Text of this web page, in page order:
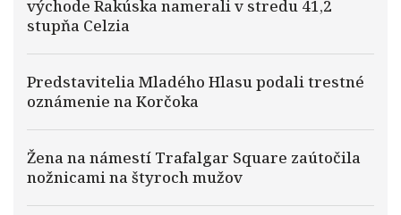
východe Rakúska namerali v stredu 41,2
stupňa Celzia
Predstavitelia Mladého Hlasu podali trestné
oznámenie na Korčoka
Žena na námestí Trafalgar Square zaútočila
nožnicami na štyroch mužov